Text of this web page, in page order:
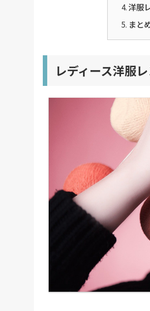
洋服
まと
レディース洋服